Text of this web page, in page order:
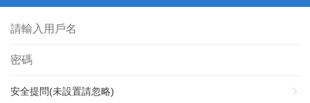
安全提問(未設置請忽略)